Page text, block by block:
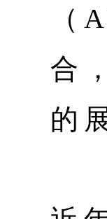
（
合
的